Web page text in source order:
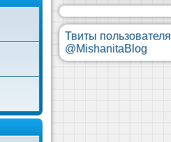
Твиты пользователя
@MishanitaBlog